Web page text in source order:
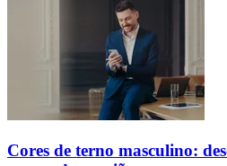
Cores de terno masculino: